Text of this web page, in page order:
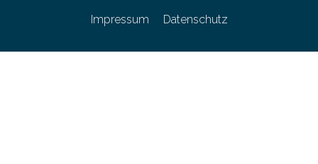
Impressum Datenschutz